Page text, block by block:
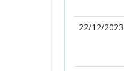
22/12/2023